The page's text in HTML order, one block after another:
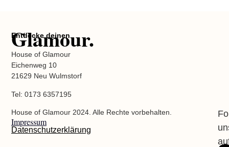
Entdecke deinen
Glamour.
House of Glamour
Eichenweg 10
21629 Neu Wulmstorf
Tel: 0173 6357195
House of Glamour 2024. Alle Rechte vorbehalten.
Impressum
Datenschutzerklärung